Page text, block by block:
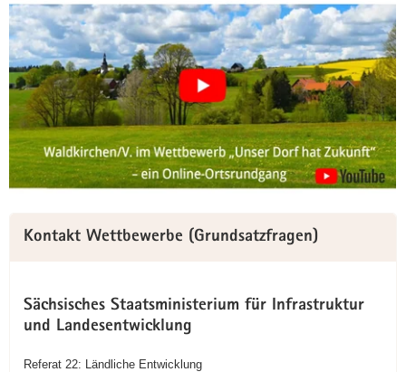
Kontakt Wettbewerbe (Grundsatzfragen)
Sächsisches Staatsministerium für Infrastruktur
und Landesentwicklung
Referat 22: Ländliche Entwicklung